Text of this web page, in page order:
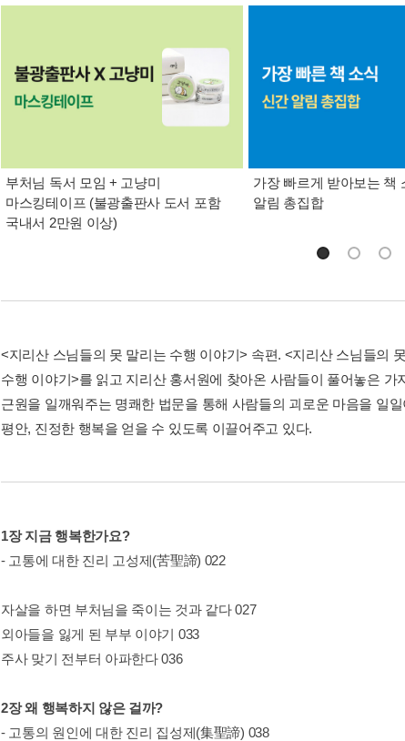
부처님 독서 모임 + 고냥미
마스킹테이프 (불광출판사 도서 포함
국내서 2만원 이상)
가장 빠르게 받아보는 책
알림 총집합
<지리산 스님들의 못 말리는 수행 이야기> 속편. <지리산 스님들의
수행 이야기>를 읽고 지리산 홍서원에 찾아온 사람들이 풀어놓은
근원을 일깨워주는 명쾌한 법문을 통해 사람들의 괴로운 마음을 일
평안, 진정한 행복을 얻을 수 있도록 이끌어주고 있다.
1장 지금 행복한가요?
- 고통에 대한 진리 고성제(苦聖諦) 022
자살을 하면 부처님을 죽이는 것과 같다 027
외아들을 잃게 된 부부 이야기 033
주사 맞기 전부터 아파한다 036
2장 왜 행복하지 않은 걸까?
- 고통의 원인에 대한 진리 집성제(集聖諦) 038